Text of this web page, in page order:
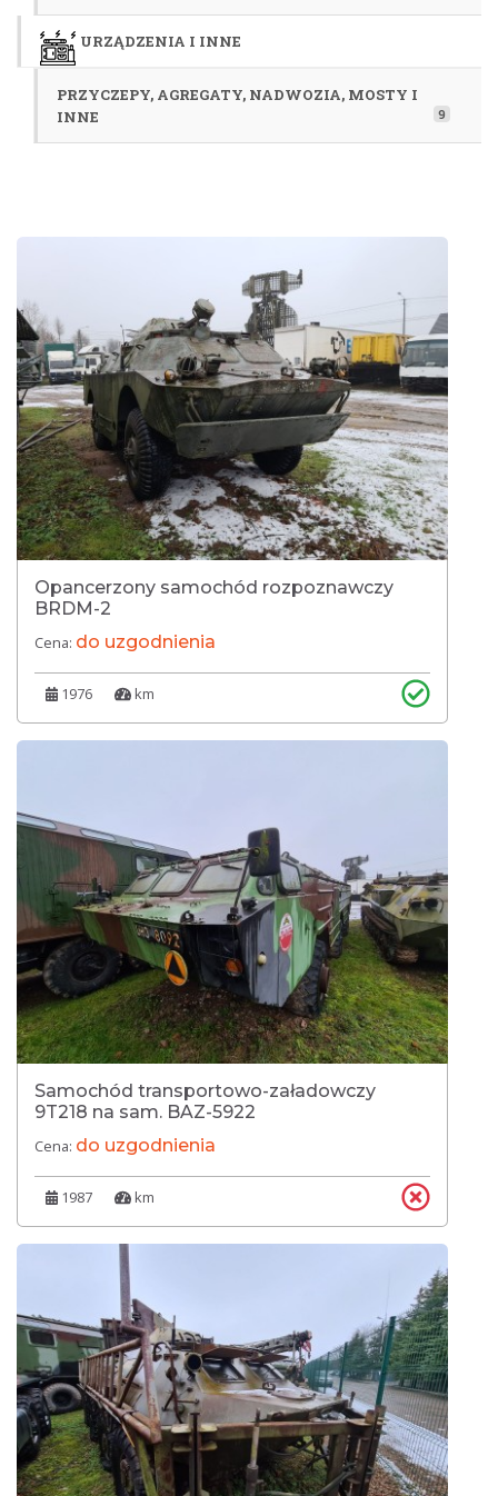
URZĄDZENIA I INNE
PRZYCZEPY, AGREGATY, NADWOZIA, MOSTY I
INNE
9
Opancerzony samochód rozpoznawczy
BRDM-2
Cena: do uzgodnienia
1976 km
Samochód transportowo-załadowczy
9T218 na sam. BAZ-5922
Cena: do uzgodnienia
1987 km